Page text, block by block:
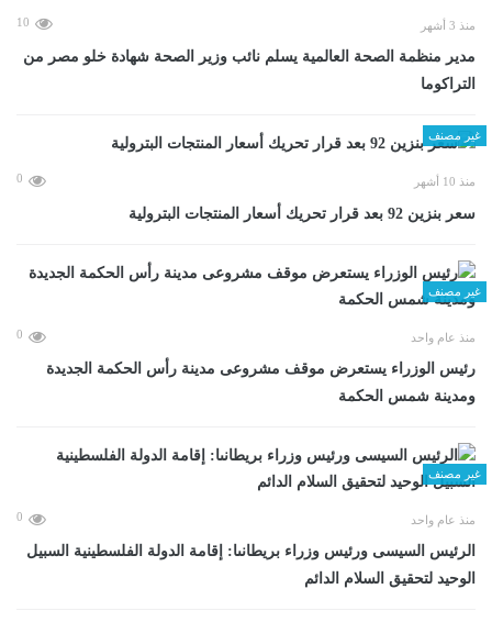
منذ 3 أشهر 10
مدير منظمة الصحة العالمية يسلم نائب وزير الصحة شهادة خلو مصر من
التراكوما
غير مصنف
منذ 10 أشهر 0
سعر بنزين 92 بعد قرار تحريك أسعار المنتجات البترولية
غير مصنف
منذ عام واحد 0
رئيس الوزراء يستعرض موقف مشروعى مدينة رأس الحكمة الجديدة
ومدينة شمس الحكمة
غير مصنف
منذ عام واحد 0
الرئيس السيسى ورئيس وزراء بريطانىا: إقامة الدولة الفلسطينية السبيل
الوحيد لتحقيق السلام الدائم